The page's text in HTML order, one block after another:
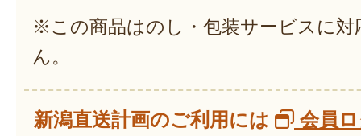
※この商品はのし・包装サービスに対
ん。
新潟直送計画のご利用には
会員